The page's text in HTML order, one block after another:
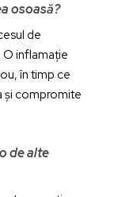
osoasă?
de
O inflamație
în timp ce
și compromite
de alte